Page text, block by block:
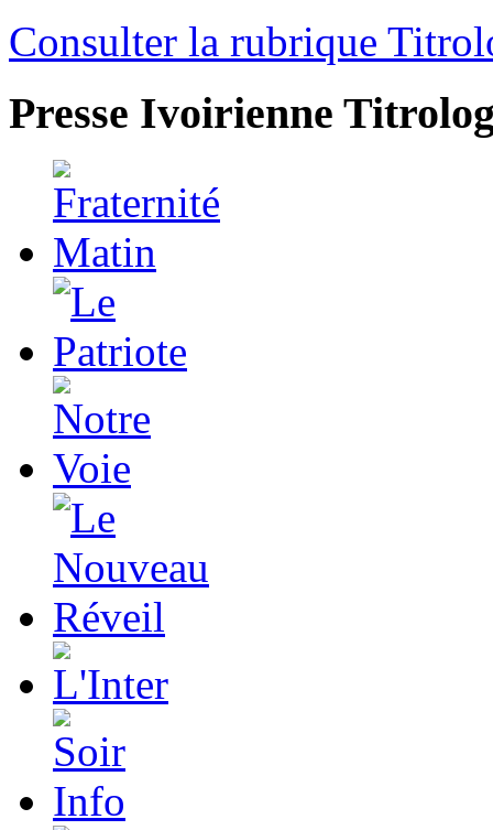
Consulter la rubrique
Presse Ivoirienne